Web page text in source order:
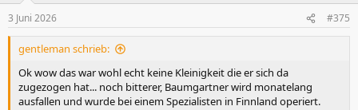
3 Juni 2026 #375
gentleman schrieb:
Ok wow das war wohl echt keine Kleinigkeit die er sich da
zugezogen hat... noch bitterer, Baumgartner wird monatelang
ausfallen und wurde bei einem Spezialisten in Finnland operiert.